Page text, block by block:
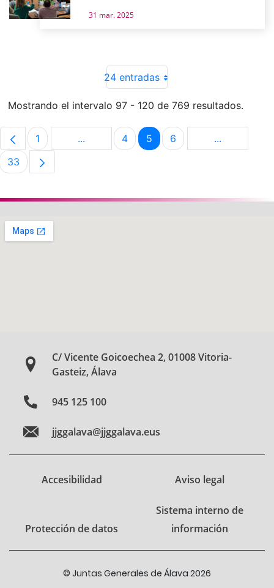
31 mar. 2025
24 entradas
Mostrando el intervalo 97 - 120 de 769 resultados.
Página
1 ...Páginas intermedias Use TAB para
Página
4 Página
5 Página
6 ...Páginas
Página
33
C/ Vicente Goicoechea 2, 01008 Vitoria-
Gasteiz, Álava
945 125 100
jjggalava@jjggalava.eus
Accesibilidad Aviso legal
Protección de datos
Sistema interno de
información
© Juntas Generales de Álava 2026